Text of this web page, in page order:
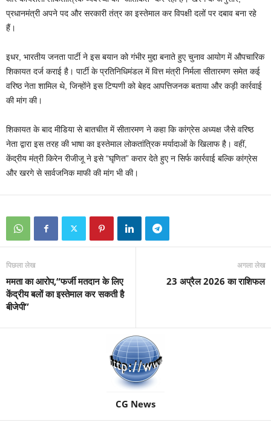
प्रधानमंत्री अपने पद और सरकारी तंत्र का इस्तेमाल कर विपक्षी दलों पर दबाव बना रहे
हैं।
इधर, भारतीय जनता पार्टी ने इस बयान को गंभीर मुद्दा बनाते हुए चुनाव आयोग में औपचारिक
शिकायत दर्ज कराई है। पार्टी के प्रतिनिधिमंडल में वित्त मंत्री निर्मला सीतारमण समेत कई
वरिष्ठ नेता शामिल थे, जिन्होंने इस टिप्पणी को बेहद आपत्तिजनक बताया और कड़ी कार्रवाई
की मांग की।
शिकायत के बाद मीडिया से बातचीत में सीतारमण ने कहा कि कांग्रेस अध्यक्ष जैसे वरिष्ठ
नेता द्वारा इस तरह की भाषा का इस्तेमाल लोकतांत्रिक मर्यादाओं के खिलाफ है। वहीं,
केंद्रीय मंत्री किरेन रीजीजू ने इसे “घृणित” करार देते हुए न सिर्फ कार्रवाई बल्कि कांग्रेस
और खरगे से सार्वजनिक माफी की मांग भी की।
पिछला लेख
ममता का आरोप,“फर्जी मतदान के लिए
केंद्रीय बलों का इस्तेमाल कर सकती है
बीजेपी”
अगला लेख
23 अप्रैल 2026 का राशिफल
CG News